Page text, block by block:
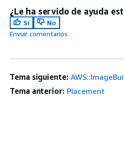
¿Le ha servido de ayuda
Sí
No
Enviar comentarios
Tema siguiente:
Tema anterior: Placement